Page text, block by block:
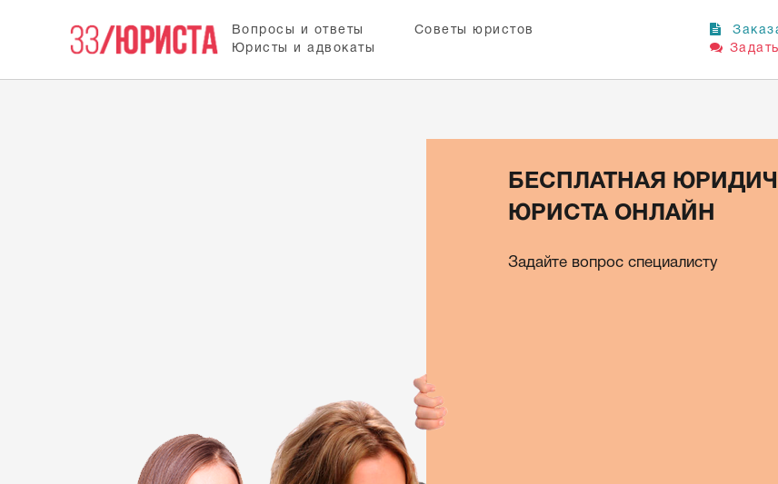
Вопросы и ответы
Советы юристов
Юристы и адвокаты
БЕСПЛАТНАЯ
ЮРИСТА ОНЛАЙН
Задайте вопрос специалисту